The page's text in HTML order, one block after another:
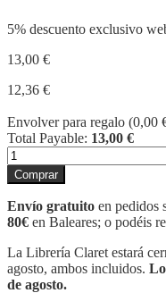
5% descuento exclusivo
13,00 €
12,36 €
Envolver para regalo (0,00
Total Payable: 13,00 €
UN
TESORO
EN
VASIJAS
DE
cantidad
Comprar
Envío gratuito en pedidos
80€ en Baleares; o podéis
La Librería Claret estará
agosto, ambos incluidos.
de agosto.